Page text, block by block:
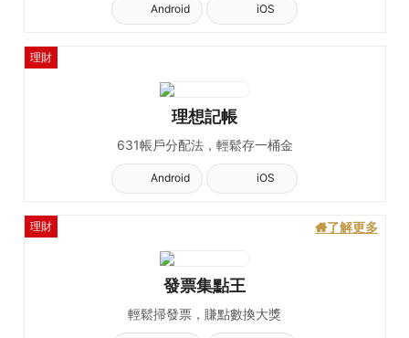
Android iOS
理財
理想記帳
631帳戶分配法，輕鬆存一桶金
Android iOS
理財 了解更多
發票集點王
輕鬆掃發票，賺點數換大獎